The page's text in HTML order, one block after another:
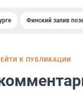
Финский залив
К ПУБЛИКАЦИИ